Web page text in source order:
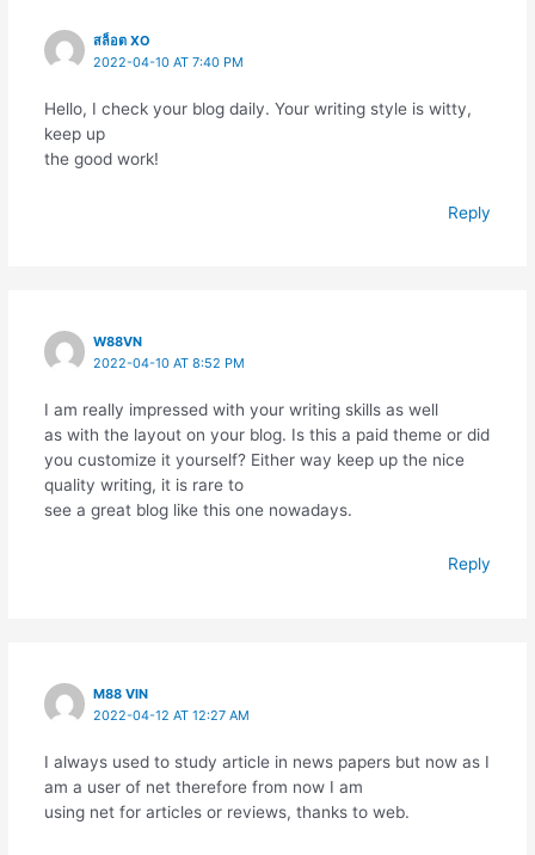
สล็อต XO
2022-04-10 AT 7:40 PM
Hello, I check your blog daily. Your writing style is witty,
keep up
the good work!
Reply
W88VN
2022-04-10 AT 8:52 PM
I am really impressed with your writing skills as well
as with the layout on your blog. Is this a paid theme or did
you customize it yourself? Either way keep up the nice
quality writing, it is rare to
see a great blog like this one nowadays.
Reply
M88 VIN
2022-04-12 AT 12:27 AM
I always used to study article in news papers but now as I
am a user of net therefore from now I am
using net for articles or reviews, thanks to web.